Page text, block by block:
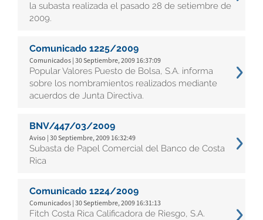
la subasta realizada el pasado 28 de setiembre de
2009.
Comunicado 1225/2009
Comunicados | 30 Septiembre, 2009 16:37:09
Popular Valores Puesto de Bolsa, S.A. informa
sobre los nombramientos realizados mediante
acuerdos de Junta Directiva.
BNV/447/03/2009
Aviso | 30 Septiembre, 2009 16:32:49
Subasta de Papel Comercial del Banco de Costa
Rica
Comunicado 1224/2009
Comunicados | 30 Septiembre, 2009 16:31:13
Fitch Costa Rica Calificadora de Riesgo, S.A.